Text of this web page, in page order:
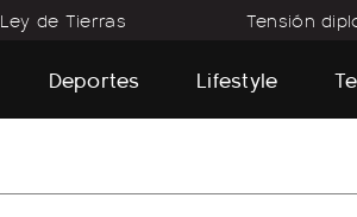
Ley de Tierras Tensión
Deportes Lifestyle